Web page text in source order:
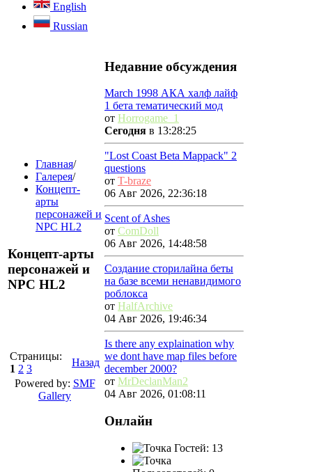
English
Russian
Главная/
Галерея/
Концепт-
арты
персонажей и
NPC HL2
Концепт-арты
персонажей и
NPC HL2
Страницы:
1 2 3
Назад
Powered by: SMF
Gallery
Недавние обсуждения
March 1998 АКА халф лайф
1 бета тематический мод
от Horrogame_1
Сегодня в 13:28:25
"Lost Coast Beta Mappack" 2
questions
от T-braze
06 Авг 2026, 22:36:18
Scent of Ashes
от ComDoll
06 Авг 2026, 14:48:58
Создание сторилайна беты
на базе всеми ненавидимого
роблокса
от HalfArchive
04 Авг 2026, 19:46:34
Is there any explaination why
we dont have map files before
december 2000?
от MrDeclanMan2
04 Авг 2026, 01:08:11
Онлайн
Гостей: 13